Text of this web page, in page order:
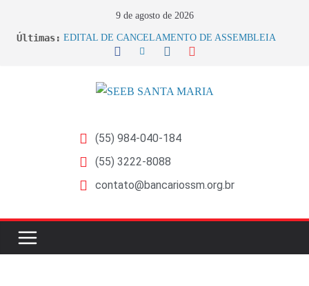
9 de agosto de 2026
Últimas: EDITAL DE CANCELAMENTO DE ASSEMBLEIA
GERAL EXTRAORDINÁRIA
Beneficiários de Ações sobre Jornada no Banrisul
Sindicato ajuíza ações por exposição ao Bisfenol nas
bobinas de papel térmico
Sindicato ajuíza ação coletiva contra a Caixa por prejuízos
(55) 984-040-184
(55) 3222-8088
contato@bancariossm.org.br